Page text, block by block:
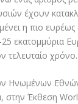
έχουν
η πιο
εκατομμύρια
τελευταίο χρόνο.
Ηνωμένων
στην Έκθεση